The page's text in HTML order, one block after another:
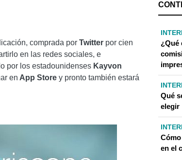
comprada por Twitter por cien
en las redes sociales, e
por los estadounidenses Kayvon
en App Store y pronto también estará
¿Qué
Qué
elegir
en el